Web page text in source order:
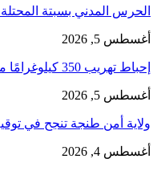
الحرس المدني بسبتة
أغسطس 5, 2026
إحباط تهريب 350 كيلوغرامًا من الشيرا محشوة داخل قوالب…
أغسطس 5, 2026
ولاية أمن طنجة تنجح في
أغسطس 4, 2026